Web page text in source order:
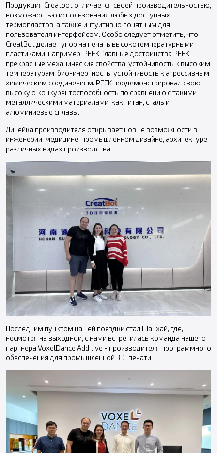
Продукция Creatbot отличается своей производительностью,
возможностью использования любых доступных
термопластов, а также интуитивно понятным для
пользователя интерфейсом. Особо следует отметить, что
CreatBot делает упор на печать высокотемпературными
пластиками, например, PEEK. Главные достоинства PEEK –
прекрасные механические свойства, устойчивость к высоким
температурам, био-инертность, устойчивость к агрессивным
химическим соединениям. PEEK продемонстрировал свою
высокую конкурентоспособность по сравнению с такими
металлическими материалами, как титан, сталь и
алюминиевые сплавы.
Линейка производителя открывает новые возможности в
инженерии, медицине, промышленном дизайне, архитектуре,
различных видах производства.
Последним пунктом нашей поездки стал Шанхай, где,
несмотря на выходной, с нами встретилась команда нашего
партнера VoxelDance Additive - производителя программного
обеспечения для промышленной 3D-печати.